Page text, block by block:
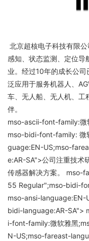
北京超核电子科技有限
感知、状态监测、定位导
业。经过10年的成长公
泛应用于服务机器人、
车、无人船、无人机、工
伴。
mso-ascii-font-family:微
mso-bidi-font-family: 微
guage:EN-US;mso-
e:AR-SA">公司注重技术
传感器解决方案。 mso-
55 Regular";mso-bidi-
mso-ansi-
bidi-language:AR-SA">
i-font-family:微软雅黑
N-US;mso-fareast-